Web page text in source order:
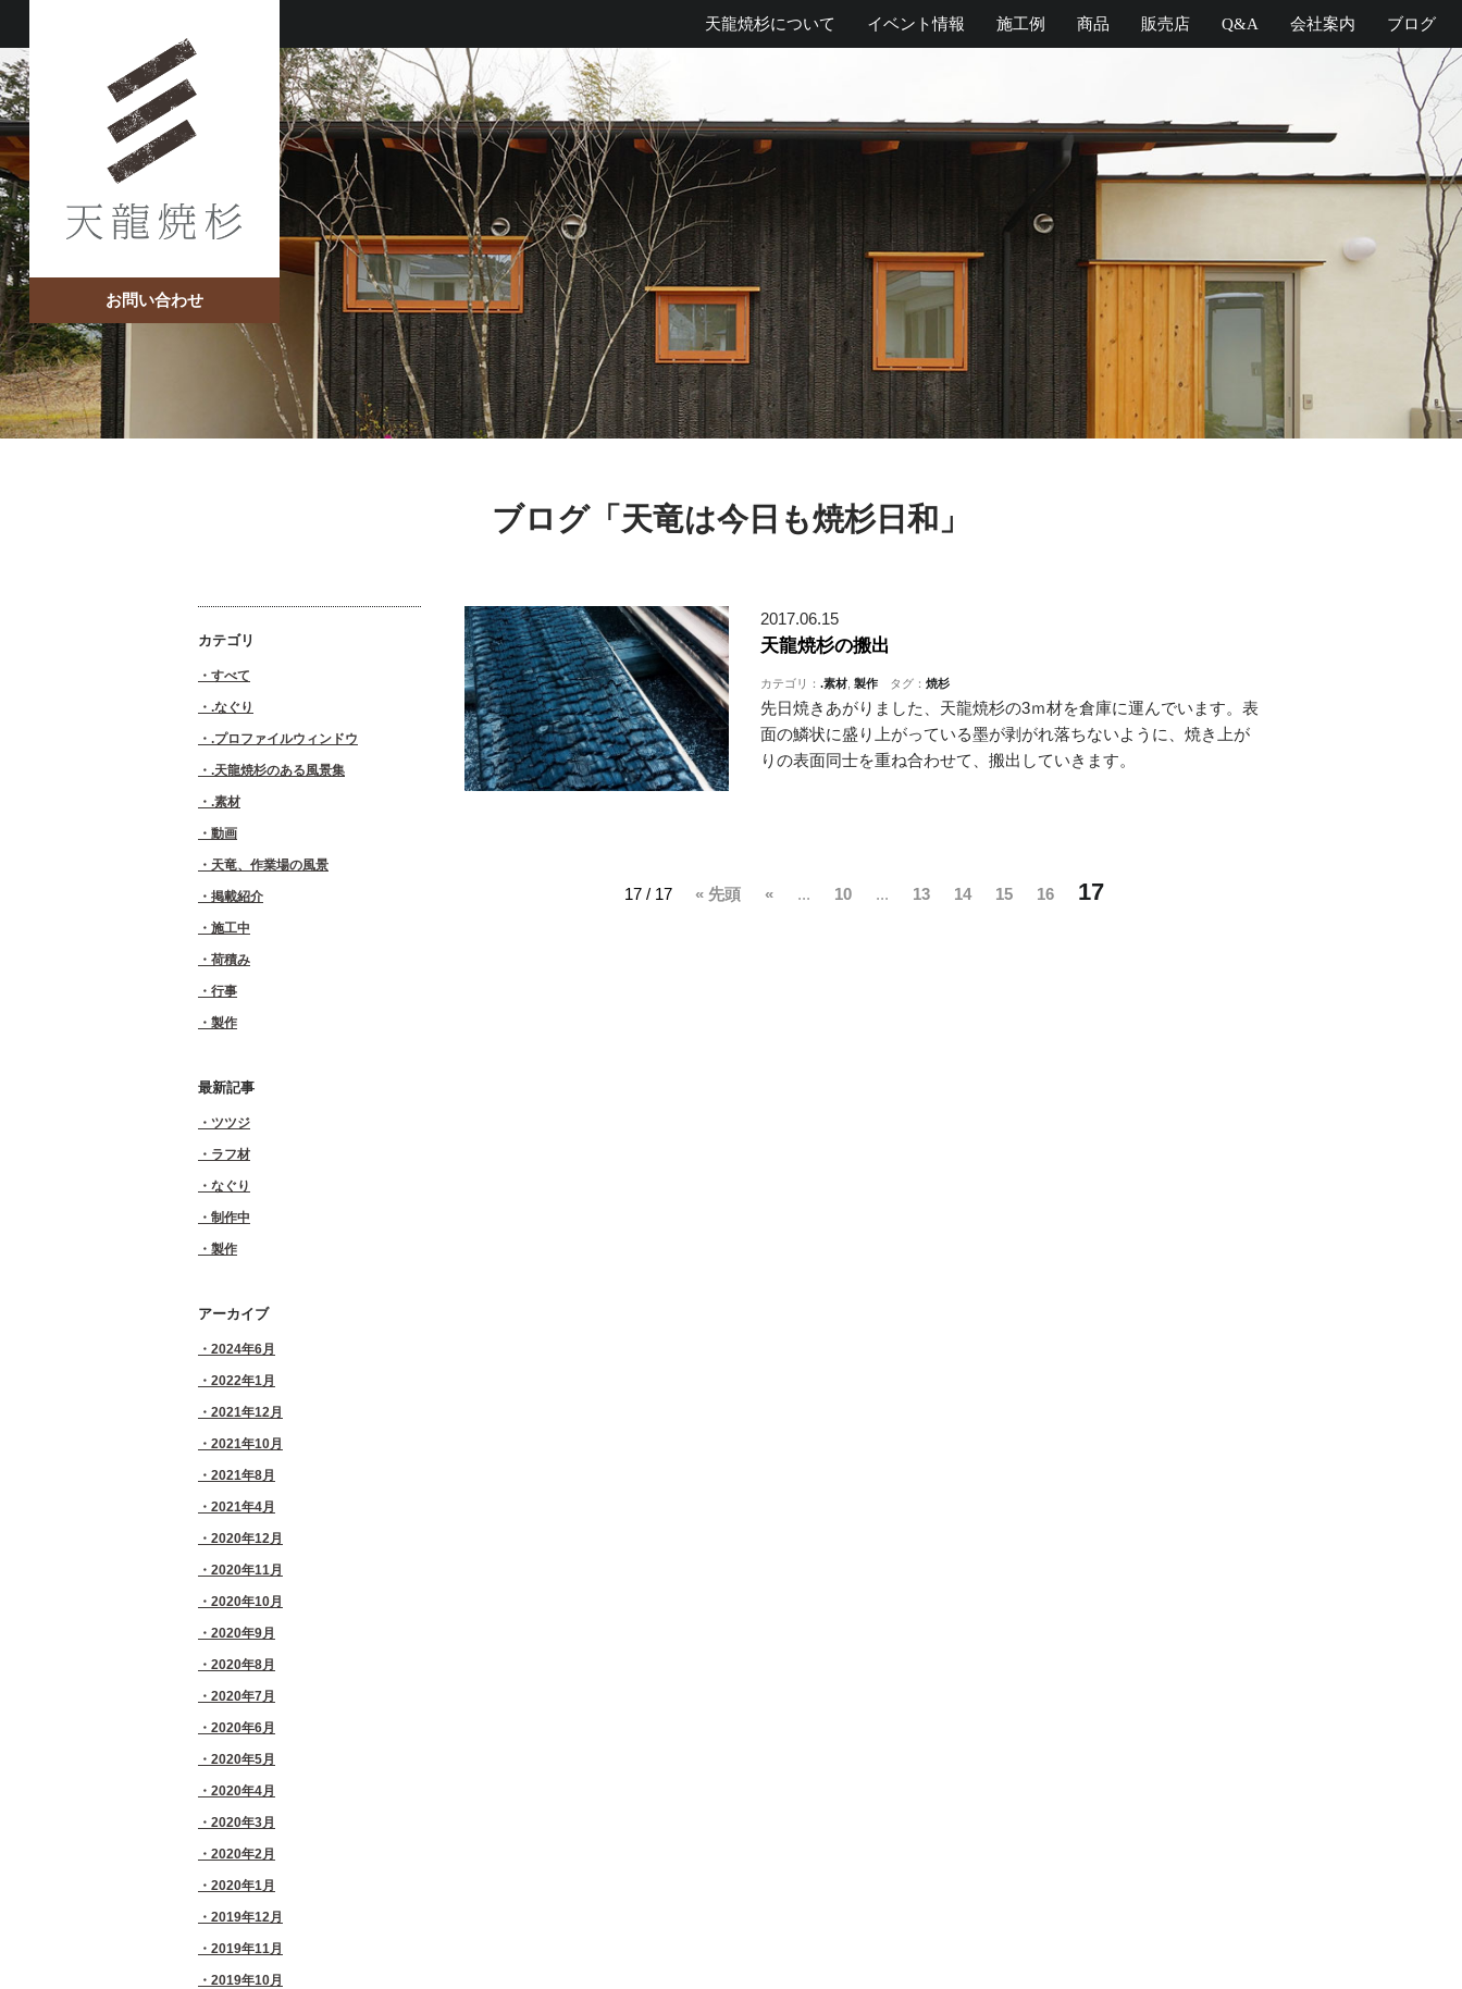
お問い合わせ
天龍焼杉について イベント情報 施工例 商品 販売店 Q&A 会社案内 ブログ
ブログ「天竜は今日も焼杉日和」
2017.06.15
天龍焼杉の搬出
カテゴリ： .素材, 製作タグ： 焼杉
先日焼きあがりました、天龍焼杉の3ｍ材を倉庫に運んでいます。表
面の鱗状に盛り上がっている墨が剥がれ落ちないように、焼き上が
りの表面同士を重ね合わせて、搬出していきます。
17 / 17 « 先頭 « ... 10 ... 13 14 15 16 17
カテゴリ
すべて
.なぐり
.プロファイルウィンドウ
.天龍焼杉のある風景集
.素材
動画
天竜、作業場の風景
掲載紹介
施工中
荷積み
行事
製作
最新記事
ツツジ
ラフ材
なぐり
制作中
製作
アーカイブ
2024年6月
2022年1月
2021年12月
2021年10月
2021年8月
2021年4月
2020年12月
2020年11月
2020年10月
2020年9月
2020年8月
2020年7月
2020年6月
2020年5月
2020年4月
2020年3月
2020年2月
2020年1月
2019年12月
2019年11月
2019年10月